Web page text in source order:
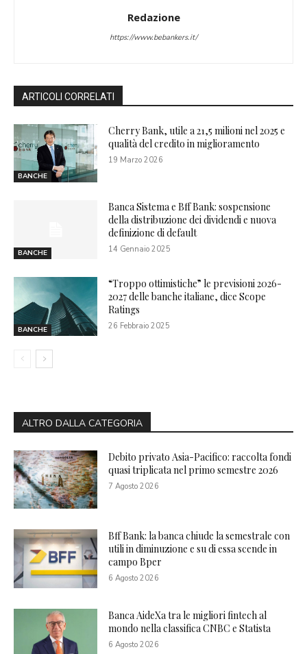
Redazione
https://www.bebankers.it/
ARTICOLI CORRELATI
BANCHE
Cherry Bank, utile a 21,5 milioni nel 2025 e
qualità del credito in miglioramento
19 Marzo 2026
BANCHE
Banca Sistema e Bff Bank: sospensione
della distribuzione dei dividendi e nuova
definizione di default
14 Gennaio 2025
BANCHE
“Troppo ottimistiche” le previsioni 2026-
2027 delle banche italiane, dice Scope
Ratings
26 Febbraio 2025
ALTRO DALLA CATEGORIA
Debito privato Asia-Pacifico: raccolta fondi
quasi triplicata nel primo semestre 2026
7 Agosto 2026
Bff Bank: la banca chiude la semestrale con
utili in diminuzione e su di essa scende in
campo Bper
6 Agosto 2026
Banca AideXa tra le migliori fintech al
mondo nella classifica CNBC e Statista
6 Agosto 2026